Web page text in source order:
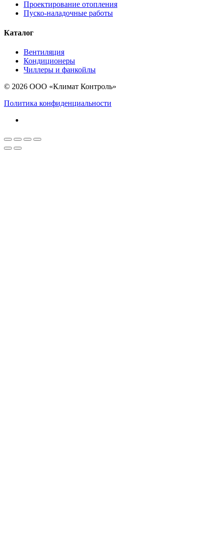
Проектирование отопления
Пуско-наладочные работы
Каталог
Вентиляция
Кондиционеры
Чиллеры и фанкойлы
© 2026 ООО «Климат Контроль»
Политика конфиденциальности